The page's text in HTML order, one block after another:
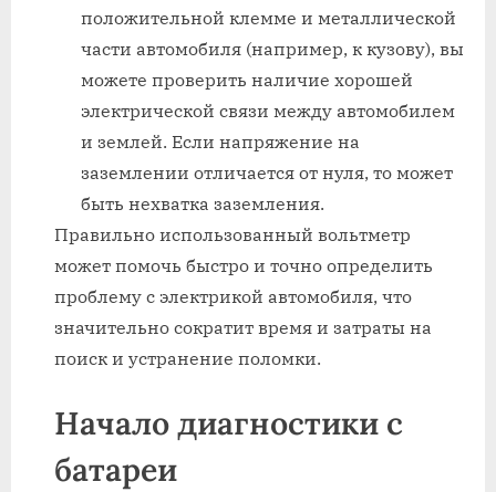
положительной клемме и металлической
части автомобиля (например, к кузову), вы
можете проверить наличие хорошей
электрической связи между автомобилем
и землей. Если напряжение на
заземлении отличается от нуля, то может
быть нехватка заземления.
Правильно использованный вольтметр
может помочь быстро и точно определить
проблему с электрикой автомобиля, что
значительно сократит время и затраты на
поиск и устранение поломки.
Начало диагностики с
батареи